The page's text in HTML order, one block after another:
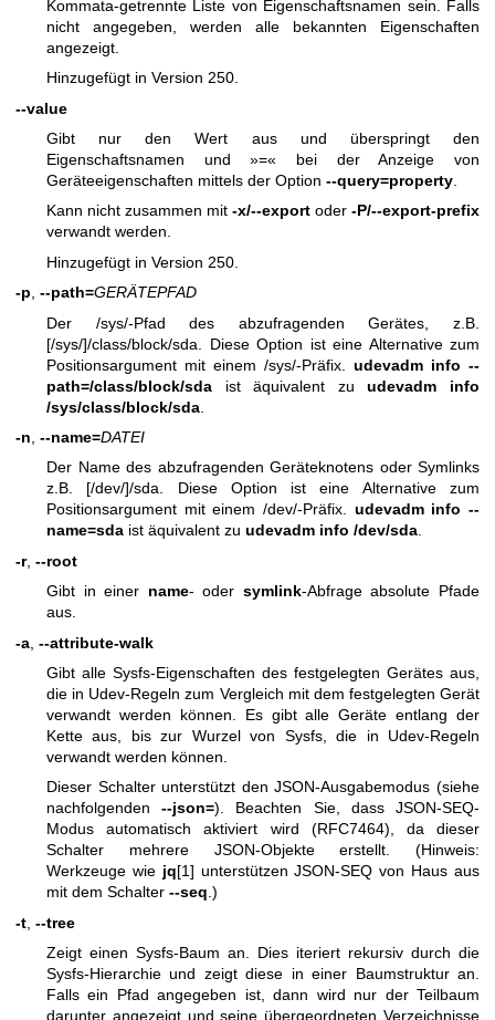
Kommata-getrennte Liste von Eigenschaftsnamen sein. Falls
nicht angegeben, werden alle bekannten Eigenschaften
angezeigt.
Hinzugefügt in Version 250.
--value
Gibt nur den Wert aus und überspringt den
Eigenschaftsnamen und »=« bei der Anzeige von
Geräteeigenschaften mittels der Option --query=property
Kann nicht zusammen mit -x/--export oder -P/--export-prefix
verwandt werden.
Hinzugefügt in Version 250.
-p, --path=GERÄTEPFAD
Der /sys/-Pfad des abzufragenden Gerätes, z.B.
[/sys/]/class/block/sda. Diese Option ist eine Alternative zum
Positionsargument mit einem /sys/-Präfix. udevadm info --
path=/class/block/sda ist äquivalent zuudevadm info
/sys/class/block/sda
-n --name=DATEI
Der Name des abzufragenden Geräteknotens oder Symlinks
z.B. [/dev/]/sda. Diese Option ist eine Alternative zum
Positionsargument mit einem /dev/-Präfix. udevadm info --
name=sda ist äquivalent zu udevadm info /dev/sda.
-r, --root
Gibt in einer name- oder symlink-Abfrage absolute Pfade
aus.
-a --attribute-walk
Gibt alle Sysfs-Eigenschaften des festgelegten Gerätes aus,
die in Udev-Regeln zum Vergleich mit dem festgelegten Gerät
verwandt werden können. Es gibt alle Geräte entlang der
Kette aus, bis zur Wurzel von Sysfs, die in Udev-Regeln
verwandt werden können.
Dieser Schalter unterstützt den JSON-Ausgabemodus (siehe
nachfolgenden--json=). Beachten Sie, dass JSON-SEQ-
Modus automatisch aktiviert wird (RFC7464), da dieser
Schalter mehrere JSON-Objekte erstellt. (Hinweis:
Werkzeuge wie jq[1] unterstützen JSON-SEQ von Haus aus
mit dem Schalter --seq.)
-t --tree
Zeigt einen Sysfs-Baum an. Dies iteriert rekursiv durch die
Sysfs-Hierarchie und zeigt diese in einer Baumstruktur an.
Falls ein Pfad angegeben ist, dann wird nur der Teilbaum
darunter angezeigt und seine übergeordneten Verzeichnisse